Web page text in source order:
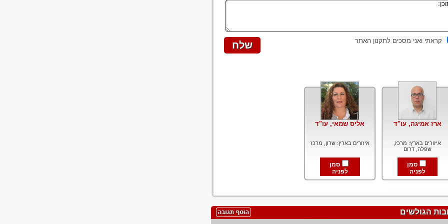
קראתי ואני מסכים לתקנון האתר
ארז אמיגה, עו"ד
איזורים בארץ: מרכז,
שפלה, דרום
סמן
לפניה
אליס שמאי, עו"ד
איזורים בארץ: שרון, מרכז
סמן
לפניה
הגולשים